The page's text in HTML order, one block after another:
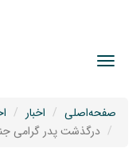
صفحه‌اصلی اخبار
درگذشت پدر گرامی